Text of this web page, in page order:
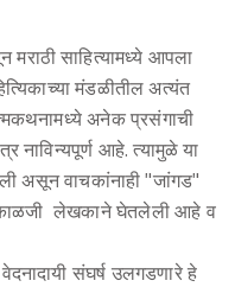
साहित्यामध्ये आपला
मंडळीतील अत्यंत
अनेक प्रसंगाची
नाविन्यपूर्ण आहे. त्यामुळे या
असून वाचकांनाही "जांगड"
काळजी लेखकाने घेतलेली आहे व
संघर्ष उलगडणारे हे